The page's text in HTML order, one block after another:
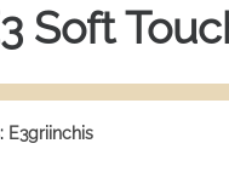
Soft
E3griinchis